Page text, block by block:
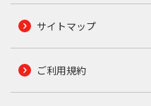
サイトマップ
ご利用規約